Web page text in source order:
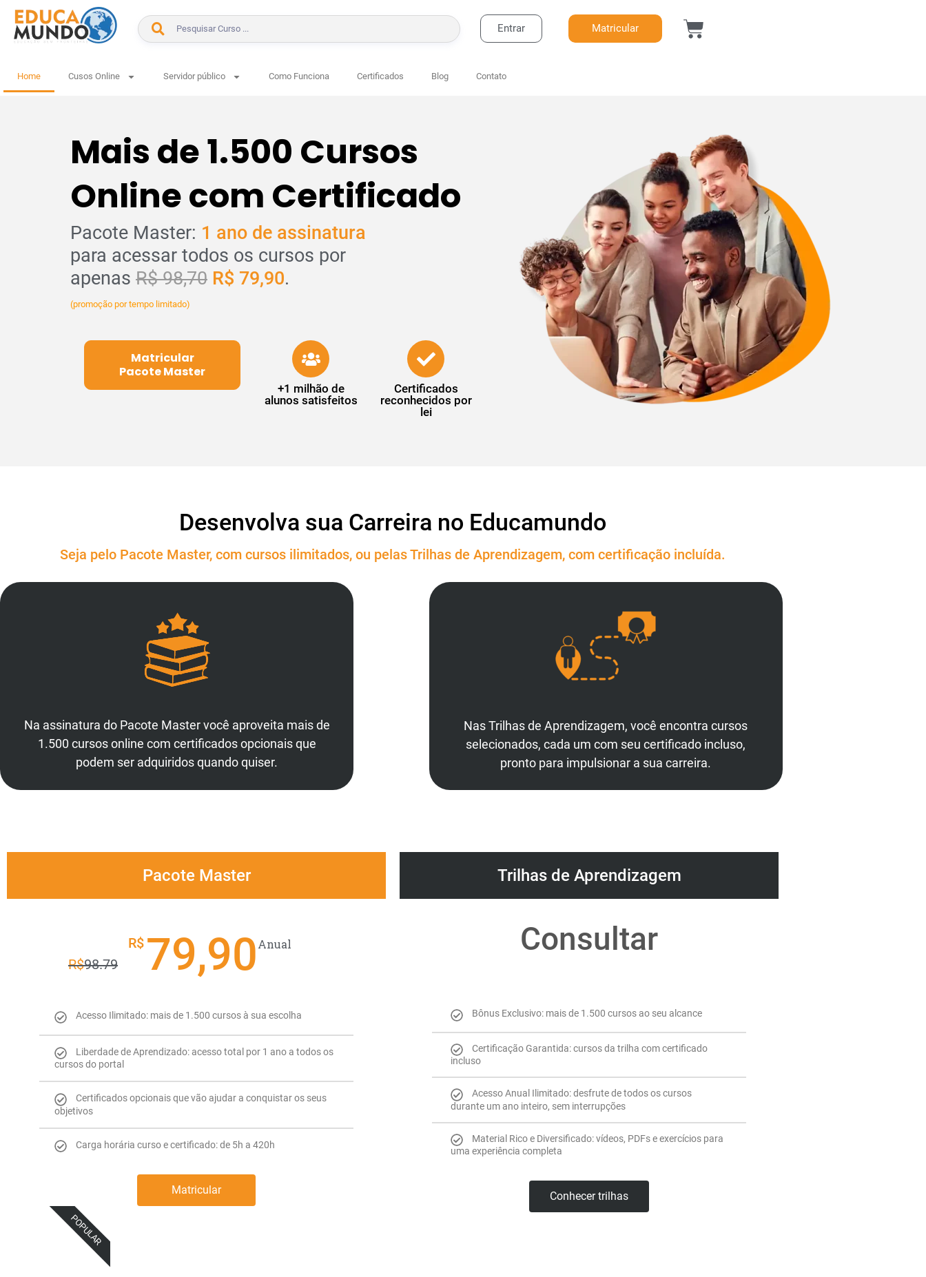
BUSCAR Entrar Matricular
Home Cusos Online Servidor público Como Funciona Certificados Blog Contato
Mais de 1.500 Cursos
Online com Certificado
Pacote Master: 1 ano de assinatura
para acessar todos os cursos por
apenas R$ 98,70 R$ 79,90.
(promoção por tempo limitado)
Matricular
Pacote Master
+1 milhão de
alunos satisfeitos
Certificados
reconhecidos por
lei
Desenvolva sua Carreira no Educamundo
Seja pelo Pacote Master, com cursos ilimitados, ou pelas Trilhas de Aprendizagem, com certificação incluída.
Na assinatura do Pacote Master você aproveita mais de
1.500 cursos online com certificados opcionais que
podem ser adquiridos quando quiser.
Nas Trilhas de Aprendizagem, você encontra cursos
selecionados, cada um com seu certificado incluso,
pronto para impulsionar a sua carreira.
Pacote Master
R$98.79
R$ 79,90Anual
Acesso Ilimitado: mais de 1.500 cursos à sua escolha
Liberdade de Aprendizado: acesso total por 1 ano a todos os
cursos do portal
Certificados opcionais que vão ajudar a conquistar os seus
objetivos
Carga horária curso e certificado: de 5h a 420h
Matricular
POPULAR
Trilhas de Aprendizagem
Consultar
Bônus Exclusivo: mais de 1.500 cursos ao seu alcance
Certificação Garantida: cursos da trilha com certificado
incluso
Acesso Anual Ilimitado: desfrute de todos os cursos
durante um ano inteiro, sem interrupções
Material Rico e Diversificado: vídeos, PDFs e exercícios para
uma experiência completa
Conhecer trilhas